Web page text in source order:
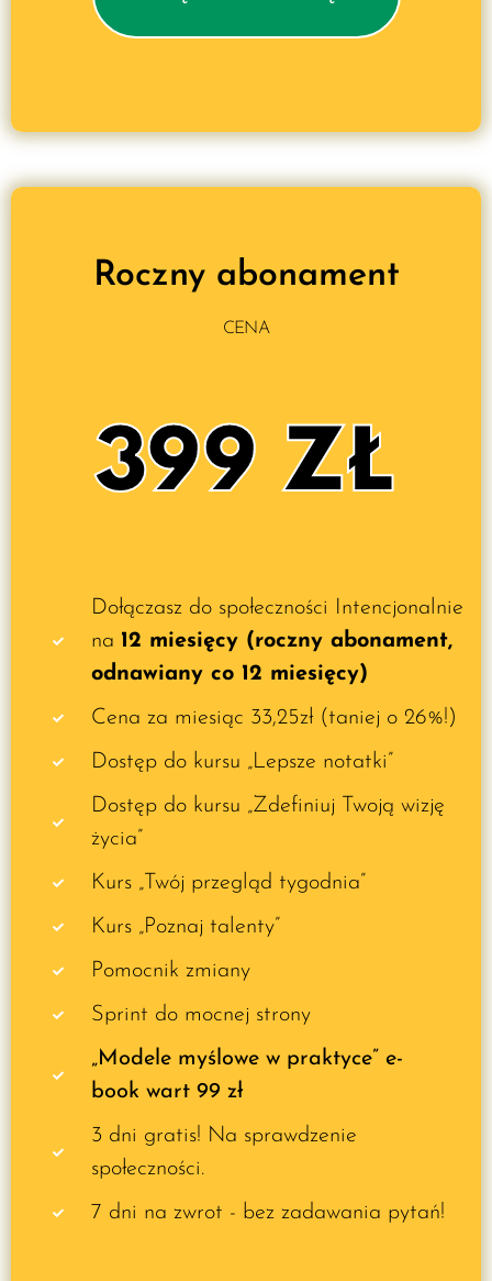
Roczny abonament
CENA
399 ZŁ
Dołączasz do społeczności Intencjonalnie
na 12 miesięcy (roczny abonament,
odnawiany co 12 miesięcy)
Cena za miesiąc 33,25zł (taniej o 26%!)
Dostęp do kursu „Lepsze notatki”
Dostęp do kursu „Zdefiniuj Twoją wizję
życia”
Kurs „Twój przegląd tygodnia”
Kurs „Poznaj talenty”
Pomocnik zmiany
Sprint do mocnej strony
„Modele myślowe w praktyce” e-
book wart 99 zł
3 dni gratis! Na sprawdzenie
społeczności.
7 dni na zwrot - bez zadawania pytań!